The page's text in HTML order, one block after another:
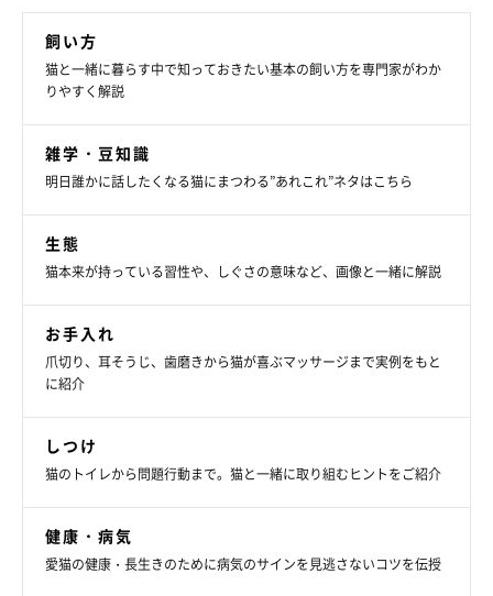
飼い方
猫と一緒に暮らす中で知っておきたい基本の飼い方を専門家がわか
りやすく解説
雑学・豆知識
明日誰かに話したくなる猫にまつわる”あれこれ”ネタはこちら
生態
猫本来が持っている習性や、しぐさの意味など、画像と一緒に解説
お手入れ
爪切り、耳そうじ、歯磨きから猫が喜ぶマッサージまで実例をもと
に紹介
しつけ
猫のトイレから問題行動まで。猫と一緒に取り組むヒントをご紹介
健康・病気
愛猫の健康・長生きのために病気のサインを見逃さないコツを伝授